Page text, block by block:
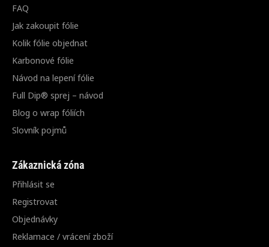
FAQ
Jak zakoupit fólie
Kolik fólie objednat
Karbonové fólie
Návod na lepení fólie
Full Dip® sprej – návod
Blog o wrap fóliích
Slovník pojmů
Zákaznická zóna
Přihlásit se
Registrovat
Objednávky
Reklamace / vrácení zboží